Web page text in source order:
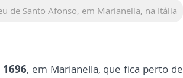
de Santo Afonso, em Marianella, na Itália
, em Marianella, que fica perto de